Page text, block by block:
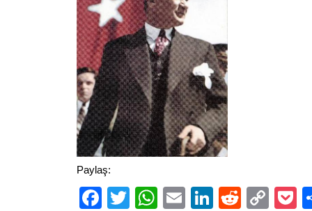
Paylaş:
Facebook
TwitterWhatsApp
EmailLinkedIn
Reddit